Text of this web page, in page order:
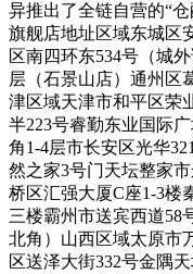
异推出了全链自营的“
旗舰店地址区域东城区
区南四环东534号（城
层（石景山店）通州区
津区域天津市和平区荣
半223号睿勤东业国际
角1-4层市长安区光华
然之家3号门天坛整家
桥区汇强大厦C座1-3楼
三楼霸州市送宾西道58
北角）山西区域太原市
区送泽大街332号金隅